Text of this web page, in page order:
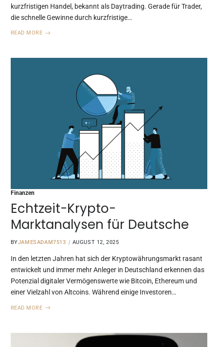
kurzfristigen Handel, bekannt als Daytrading. Gerade für Trader,
die schnelle Gewinne durch kurzfristige…
READ MORE
Finanzen
Echtzeit-Krypto-
Marktanalysen für Deutsche
BYJAMESADAM7513 AUGUST 12, 2025
In den letzten Jahren hat sich der Kryptowährungsmarkt rasant
entwickelt und immer mehr Anleger in Deutschland erkennen das
Potenzial digitaler Vermögenswerte wie Bitcoin, Ethereum und
einer Vielzahl von Altcoins. Während einige Investoren…
READ MORE